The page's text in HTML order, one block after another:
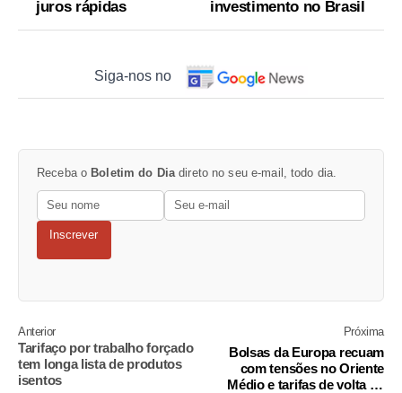
juros rápidas
investimento no Brasil
Siga-nos no
Receba o Boletim do Diadireto no seu e-mail, todo dia.
Inscrever
Anterior
Tarifaço por trabalho forçado
tem longa lista de produtos
isentos
Próxima
Bolsas da Europa recuam
com tensões no Oriente
Médio e tarifas de volta ao